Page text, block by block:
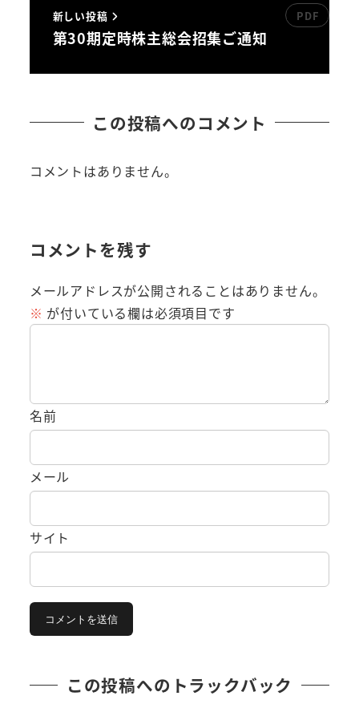
新しい投稿
第30期定時株主総会招集ご通知
この投稿へのコメント
コメントはありません。
コメントを残す
メールアドレスが公開されることはありません。
※ が付いている欄は必須項目です
名前
メール
サイト
この投稿へのトラックバック